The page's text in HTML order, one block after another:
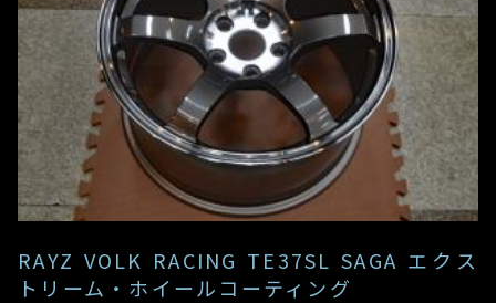
RAYZ VOLK RACING TE37SL SAGA エクス
トリーム・ホイールコーティング